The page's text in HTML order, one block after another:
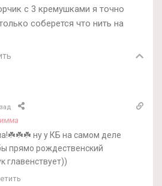
с 3 кремушками я точно
соберется что нить на
ну у КБ на самом деле
прямо рождественский
главенствует))